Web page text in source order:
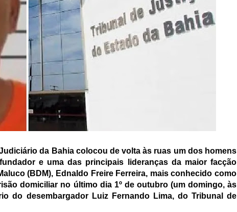
da Bahia colocou de volta às ruas um dos homens
e uma das principais lideranças da maior facção
(BDM), Ednaldo Freire Ferreira, mais conhecido como
domiciliar no último dia 1º de outubro (um domingo, às
do desembargador Luiz Fernando Lima, do Tribunal de